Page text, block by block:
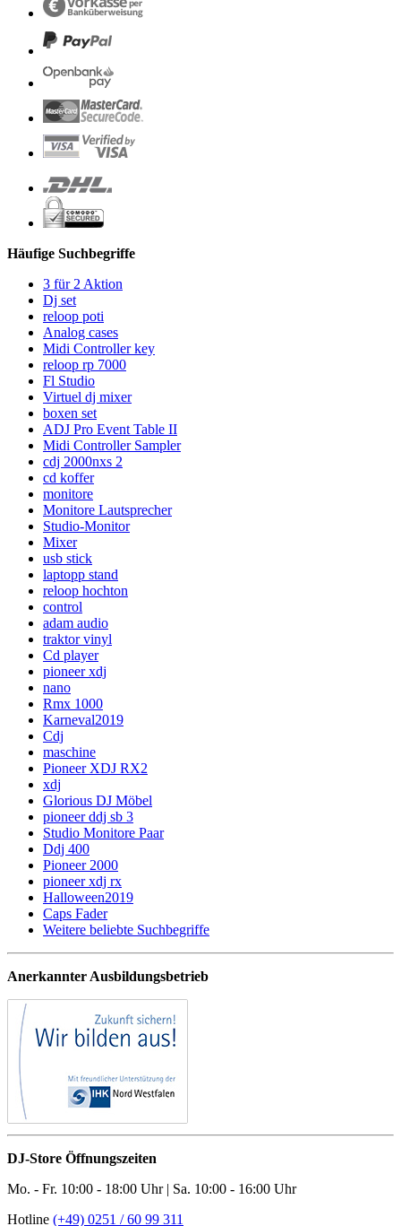
Häufige Suchbegriffe
3 für 2 Aktion
Dj set
reloop poti
Analog cases
Midi Controller key
reloop rp 7000
Fl Studio
Virtuel dj mixer
boxen set
ADJ Pro Event Table II
Midi Controller Sampler
cdj 2000nxs 2
cd koffer
monitore
Monitore Lautsprecher
Studio-Monitor
Mixer
usb stick
laptopp stand
reloop hochton
control
adam audio
traktor vinyl
Cd player
pioneer xdj
nano
Rmx 1000
Karneval2019
Cdj
maschine
Pioneer XDJ RX2
xdj
Glorious DJ Möbel
pioneer ddj sb 3
Studio Monitore Paar
Ddj 400
Pioneer 2000
pioneer xdj rx
Halloween2019
Caps Fader
Weitere beliebte Suchbegriffe
Anerkannter Ausbildungsbetrieb
DJ-Store Öffnungszeiten
Mo. - Fr. 10:00 - 18:00 Uhr | Sa. 10:00 - 16:00 Uhr
Hotline (+49) 0251 / 60 99 311